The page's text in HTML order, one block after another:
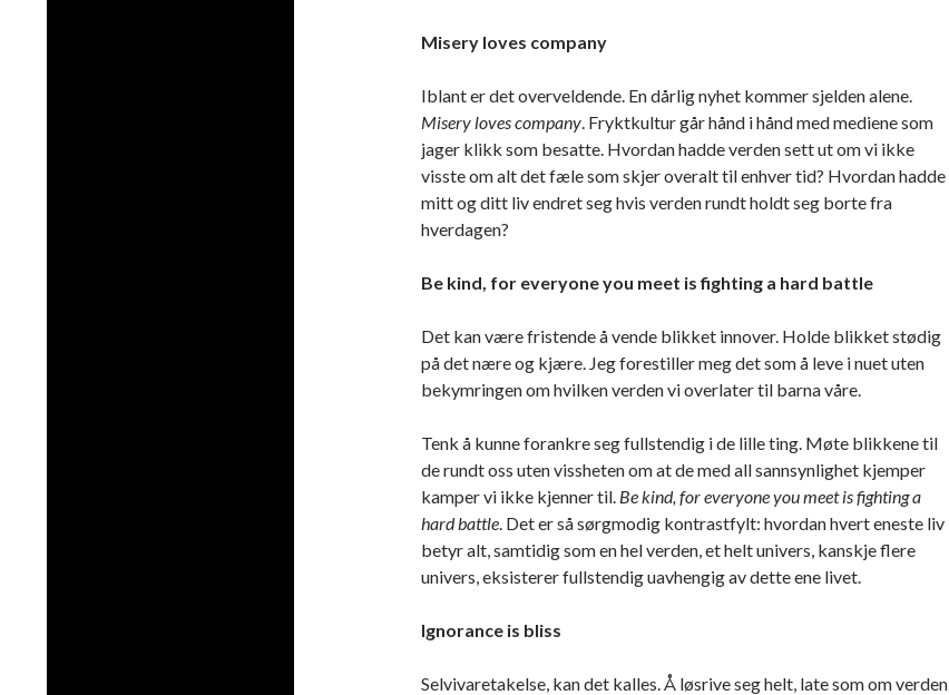
Misery loves company
Iblant er det overveldende. En dårlig nyhet kommer sjelden alene.
Misery loves company. Fryktkultur går hånd i hånd med mediene som
jager klikk som besatte. Hvordan hadde verden sett ut om vi ikke
visste om alt det fæle som skjer overalt til enhver tid? Hvordan hadde
mitt og ditt liv endret seg hvis verden rundt holdt seg borte fra
hverdagen?
Be kind, for everyone you meet is fighting a hard battle
Det kan være fristende å vende blikket innover. Holde blikket stødig
på det nære og kjære. Jeg forestiller meg det som å leve i nuet uten
bekymringen om hvilken verden vi overlater til barna våre.
Tenk å kunne forankre seg fullstendig i de lille ting. Møte blikkene til
de rundt oss uten vissheten om at de med all sannsynlighet kjemper
kamper vi ikke kjenner til. Be kind, for everyone you meet is fighting a
hard battle. Det er så sørgmodig kontrastfylt: hvordan hvert eneste liv
betyr alt, samtidig som en hel verden, et helt univers, kanskje flere
univers, eksisterer fullstendig uavhengig av dette ene livet.
Ignorance is bliss
Selvivaretakelse, kan det kalles. Å løsrive seg helt, late som om verden